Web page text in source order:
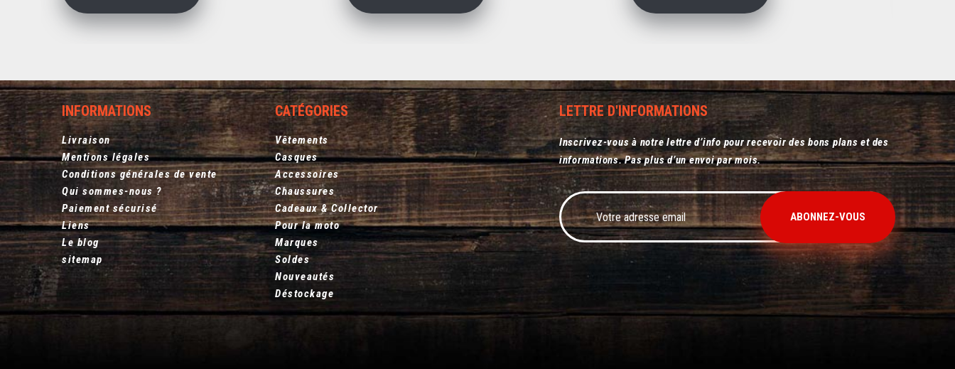
INFORMATIONS
Livraison
Mentions légales
Conditions générales de vente
Qui sommes-nous ?
Paiement sécurisé
Liens
Le blog
sitemap
CATÉGORIES
Vêtements
Casques
Accessoires
Chaussures
Cadeaux & Collector
Pour la moto
Marques
Soldes
Nouveautés
Déstockage
LETTRE D'INFORMATIONS
Inscrivez-vous à notre lettre d’info pour recevoir des bons plans et des
informations. Pas plus d’un envoi par mois.
ABONNEZ-VOUS